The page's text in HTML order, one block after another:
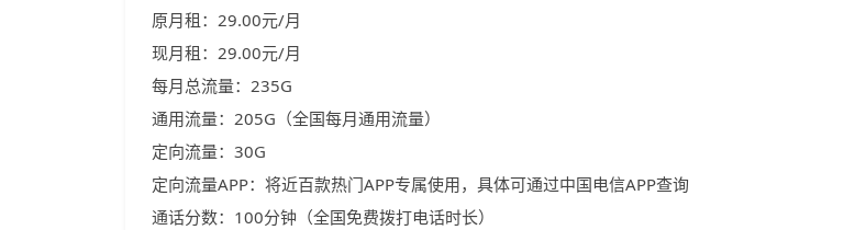
原月租：29.00元/月
现月租：29.00元/月
每月总流量：235G
通用流量：205G（全国每月通用流量）
定向流量：30G
定向流量APP：将近百款热门APP专属使用，具体可通过中国电信APP查询
通话分数：100分钟（全国免费拨打电话时长）